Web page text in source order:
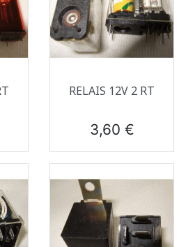
RELAIS 12V 2 RT
Prix
3,60 €